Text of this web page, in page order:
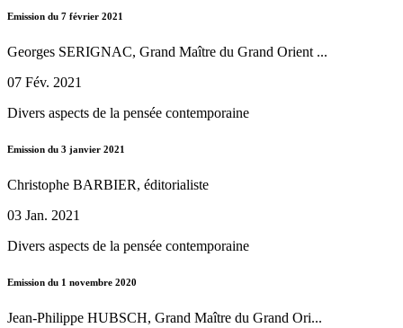
Emission du 7 février 2021
Georges SERIGNAC, Grand Maître du Grand Orient ...
07 Fév. 2021
Divers aspects de la pensée contemporaine
Emission du 3 janvier 2021
Christophe BARBIER, éditorialiste
03 Jan. 2021
Divers aspects de la pensée contemporaine
Emission du 1 novembre 2020
Jean-Philippe HUBSCH, Grand Maître du Grand Ori...